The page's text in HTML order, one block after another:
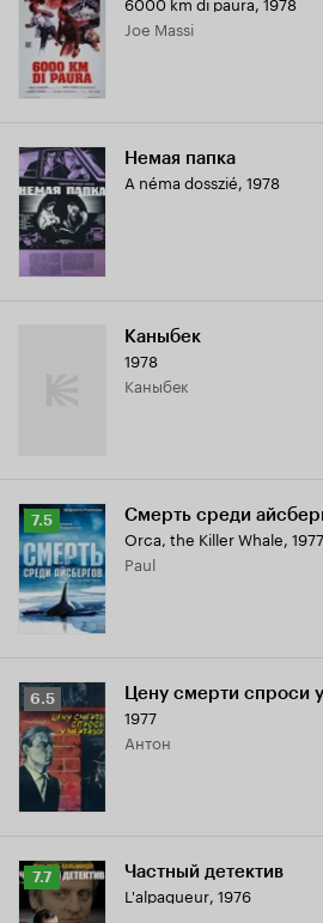
Кинопоиска
6.7
Joe Massi
Немая папка
A néma dosszié, 1978
Каныбек
1978
Каныбек
Рейтинг
Кинопоиска
7.5
7.5 Смерть среди
Orca, the Killer Whale, 1977
Paul
Рейтинг
Кинопоиска
6.5
6.5 Цену смерти спроси
1977
Антон
Рейтинг
Кинопоиска
7.7 Частный детектив
L'alpagueur, 1976